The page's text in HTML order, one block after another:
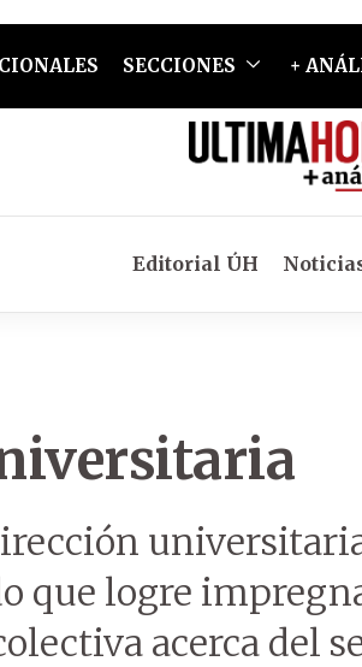
SECCIONES +
Editorial ÚH
que logre
acerca del